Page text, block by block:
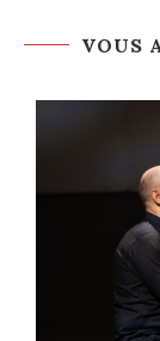
VOUS